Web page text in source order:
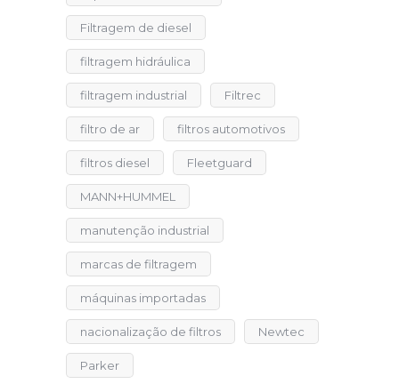
Filtragem de diesel
filtragem hidráulica
filtragem industrial Filtrec
filtro de ar filtros automotivos
filtros diesel Fleetguard
MANN+HUMMEL
manutenção industrial
marcas de filtragem
máquinas importadas
nacionalização de filtros Newtec
Parker